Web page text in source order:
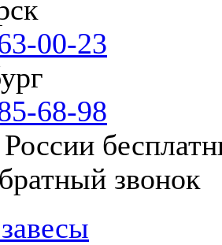
00-23
68-98
звонок